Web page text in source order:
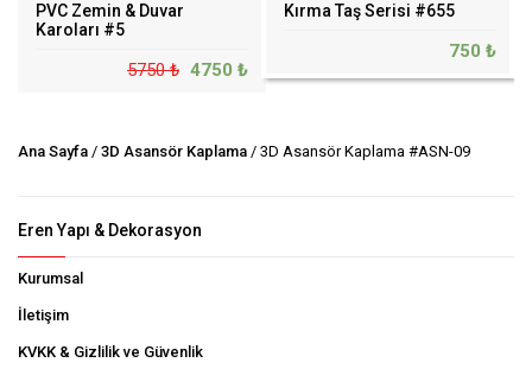
PVC Zemin & Duvar
Karoları #5
5750 ₺ 4750 ₺
Kırma Taş Serisi #655
750 ₺
Ana Sayfa / 3D Asansör Kaplama / 3D Asansör Kaplama #ASN-09
Eren Yapı & Dekorasyon
Kurumsal
İletişim
KVKK & Gizlilik ve Güvenlik